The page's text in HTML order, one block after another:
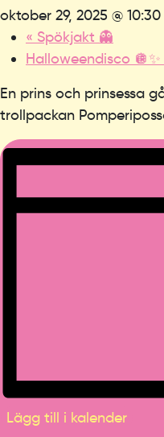
oktober 29, 2025 @ 10:30
« Spökjakt 👻
Halloweendisco 🪩✨
En prins och prinsessa
trollpackan
Lägg till i kalender